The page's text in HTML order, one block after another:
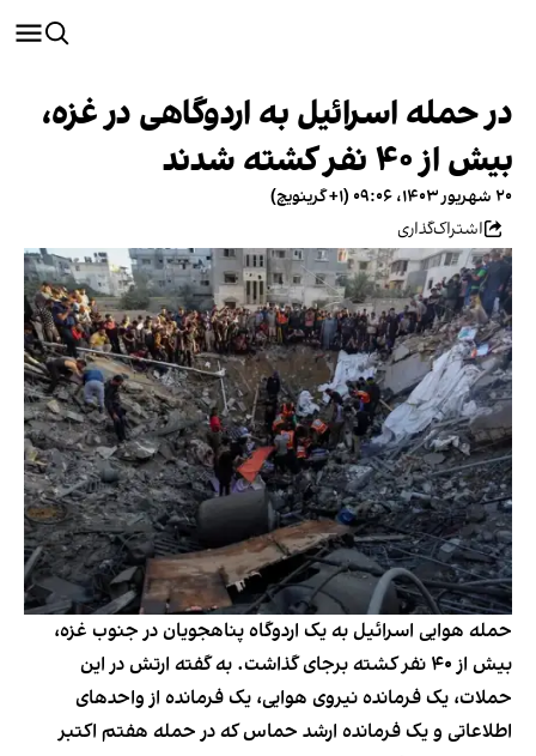
در حمله اسرائیل به اردوگاهی در غزه،
بیش از ۴۰ نفر کشته شدند
۲۰ شهریور ۱۴۰۳، ۰۹:۰۶ (‎+۱ گرینویچ)
اشتراک‌گذاری
حمله هوایی اسرائیل به یک اردوگاه پناهجویان در جنوب غزه،
بیش از ۴۰ نفر کشته برجای گذاشت. به گفته ارتش در این
حملات، یک فرمانده نیروی هوایی، یک فرمانده از واحدهای
اطلاعاتی و یک فرمانده ارشد حماس که در حمله هفتم اکتبر